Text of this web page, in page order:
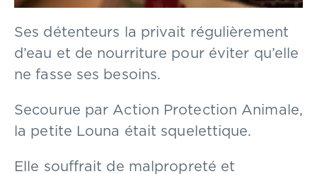
Ses détenteurs la privait régulièrement
d’eau et de nourriture pour éviter qu’elle
ne fasse ses besoins.
Secourue par Action Protection Animale,
la petite Louna était squelettique.
Elle souffrait de malpropreté et